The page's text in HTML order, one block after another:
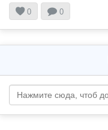
0  0